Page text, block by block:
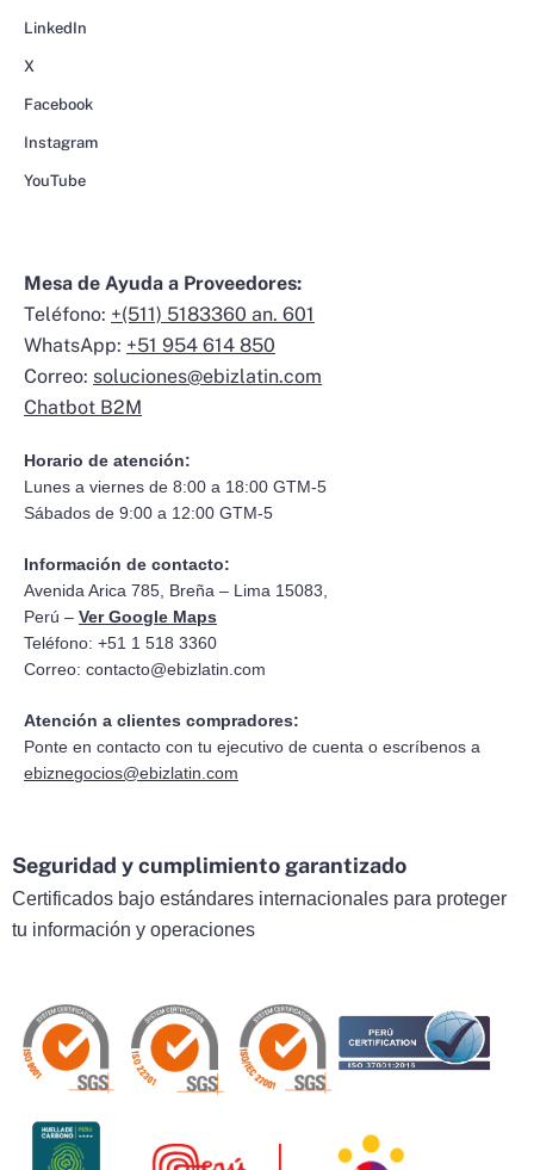
LinkedIn
X
Facebook
Instagram
YouTube
Mesa de Ayuda a Proveedores:
Teléfono: +(511) 5183360 an. 601
WhatsApp: +51 954 614 850
Correo: soluciones@ebizlatin.com
Chatbot B2M
Horario de atención:
Lunes a viernes de 8:00 a 18:00 GTM-5
Sábados de 9:00 a 12:00 GTM-5
Información de contacto:
Avenida Arica 785, Breña – Lima 15083,
Perú – Ver Google Maps
Teléfono: +51 1 518 3360
Correo: contacto@ebizlatin.com
Atención a clientes compradores:
Ponte en contacto con tu ejecutivo de cuenta o escríbenos a
ebiznegocios@ebizlatin.com
Seguridad y cumplimiento garantizado
Certificados bajo estándares internacionales para proteger
tu información y operaciones